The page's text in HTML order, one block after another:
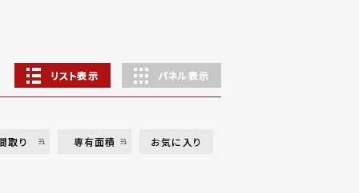
リスト表示 パネル表示
取り 専有面積 お気に入り